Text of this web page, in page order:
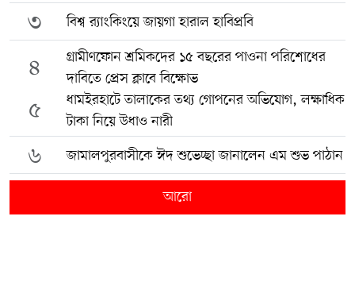
৩ বিশ্ব র‍্যাংকিংয়ে জায়গা হারাল হাবিপ্রবি
৪
গ্রামীণফোন শ্রমিকদের ১৫ বছরের পাওনা পরিশোধের
দাবিতে প্রেস ক্লাবে বিক্ষোভ
৫
ধামইরহাটে তালাকের তথ্য গোপনের অভিযোগ, লক্ষাধিক
টাকা নিয়ে উধাও নারী
৬ জামালপুরবাসীকে ঈদ শুভেচ্ছা জানালেন এম শুভ পাঠান
আরো